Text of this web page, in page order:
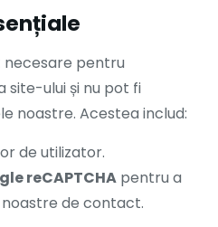
pentru
ului și nu pot fi
noastre. Acestea includ:
de utilizator.
reCAPTCHA pentru a
de contact.